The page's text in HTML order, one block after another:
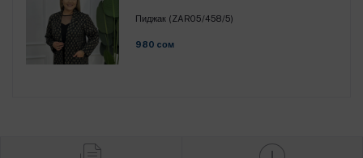
Пиджак (ZAR05/458/5)
980 cом